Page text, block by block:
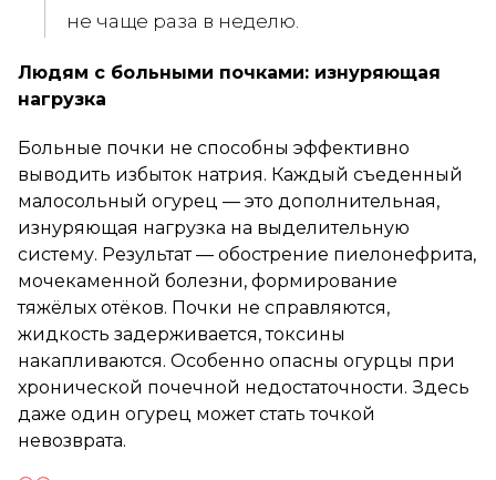
не чаще раза в неделю.
Людям с больными почками: изнуряющая
нагрузка
Больные почки не способны эффективно
выводить избыток натрия. Каждый съеденный
малосольный огурец — это дополнительная,
изнуряющая нагрузка на выделительную
систему. Результат — обострение пиелонефрита,
мочекаменной болезни, формирование
тяжёлых отёков. Почки не справляются,
жидкость задерживается, токсины
накапливаются. Особенно опасны огурцы при
хронической почечной недостаточности. Здесь
даже один огурец может стать точкой
невозврата.